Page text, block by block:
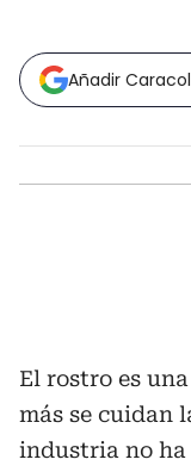
Añadir
El rostro es
más se cuidan
industria no ha